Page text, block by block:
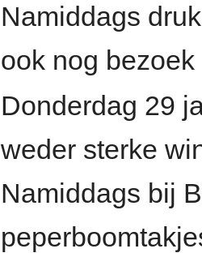
Namiddags
ook nog bezoek
Donderdag 29
weder sterke
Namiddags bij